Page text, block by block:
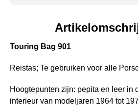
Touring Bag 901
Reistas; Te gebruiken voor alle
Hoogtepunten zijn: pepita en leer in
interieur van modeljaren 1964 tot